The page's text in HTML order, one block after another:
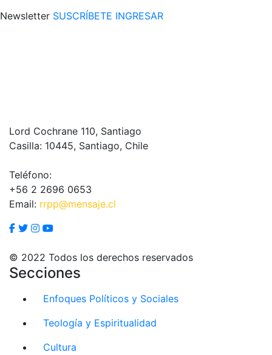
Newsletter SUSCRÍBETE INGRESAR
Lord Cochrane 110, Santiago
Casilla: 10445, Santiago, Chile
Teléfono:
+56 2 2696 0653
Email: rrpp@mensaje.cl
© 2022 Todos los derechos reservados
Secciones
Enfoques Políticos y Sociales
Teología y Espiritualidad
Cultura